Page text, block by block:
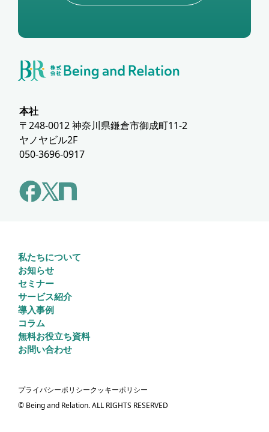
本社
〒248-0012 神奈川県鎌倉市御成町11-2
ヤノヤビル2F
050-3696-0917
私たちについて
お知らせ
セミナー
サービス紹介
導入事例
コラム
無料お役立ち資料
お問い合わせ
プライバシーポリシークッキーポリシー
© Being and Relation. ALL RIGHTS RESERVED